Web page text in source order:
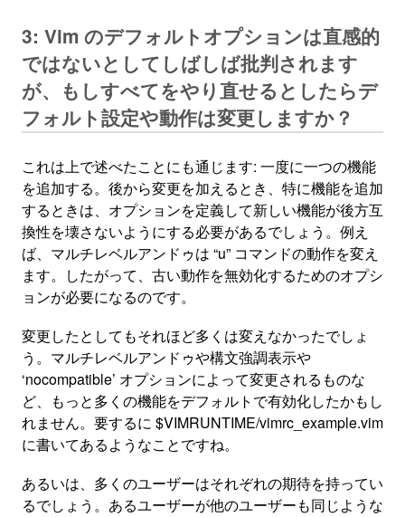
3: Vim のデフォルトオプションは直感的
ではないとしてしばしば批判されます
が、もしすべてをやり直せるとしたらデ
フォルト設定や動作は変更しますか？
これは上で述べたことにも通じます: 一度に一つの機能
を追加する。後から変更を加えるとき、特に機能を追加
するときは、オプションを定義して新しい機能が後方互
換性を壊さないようにする必要があるでしょう。例え
ば、マルチレベルアンドゥは “u” コマンドの動作を変え
ます。したがって、古い動作を無効化するためのオプシ
ョンが必要になるのです。
変更したとしてもそれほど多くは変えなかったでしょ
う。マルチレベルアンドゥや構文強調表示や
‘nocompatible’ オプションによって変更されるものな
ど、もっと多くの機能をデフォルトで有効化したかもし
れません。要するに $VIMRUNTIME/vimrc_example.vim
に書いてあるようなことですね。
あるいは、多くのユーザーはそれぞれの期待を持ってい
るでしょう。あるユーザーが他のユーザーも同じような